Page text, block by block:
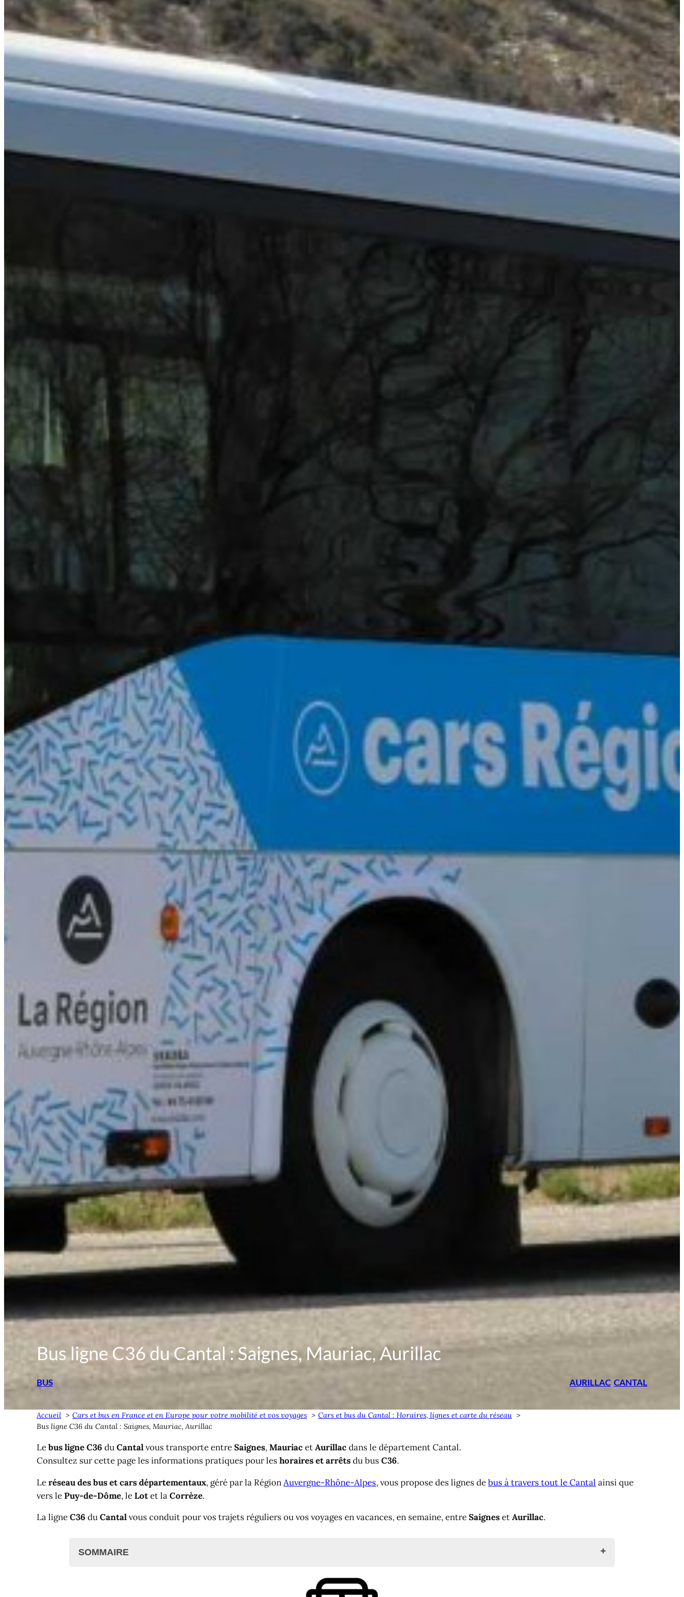
Bus ligne C36 du Cantal : Saignes, Mauriac, Aurillac
BUS AURILLAC CANTAL
Accueil Cars et bus en France et en Europe pour votre mobilité et vos voyages
Cars et bus du Cantal : Horaires, lignes et carte du réseau
Bus ligne C36 du Cantal : Saignes, Mauriac, Aurillac
Lebus ligne C36 duCantalvous transporte entreSaignes,MauriacetAurillacdans le département Cantal.
Consultez sur cette page les informations pratiques pour les horaires et arrêtsdu bus C36.
Leréseau des bus et cars départementaux, géré par la RégionAuvergne-Rhône-Alpes, vous propose des lignes debus à travers tout le Cantal ainsi que
vers lePuy-de-Dôme, leLotet laCorrèze.
La ligneC36 duCantalvous conduit pour vos trajets réguliers ou vos voyages en vacances, en semaine, entreSaignesetAurillac.
SOMMAIRE